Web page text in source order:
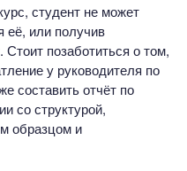
студент не может
её, или получив
позаботиться о том,
у руководителя по
составить отчёт по
со структурой,
образцом и